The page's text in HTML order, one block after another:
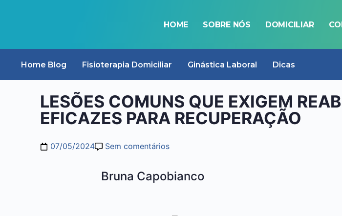
HOME SOBRE NÓS DOMICILIAR
BLOG
Home Blog Fisioterapia Domiciliar Ginástica Laboral Dicas
LESÕES COMUNS QUE EXIGEM
EFICAZES PARA RECUPERAÇÃO
07/05/2024 Sem comentários
Bruna Capobianco